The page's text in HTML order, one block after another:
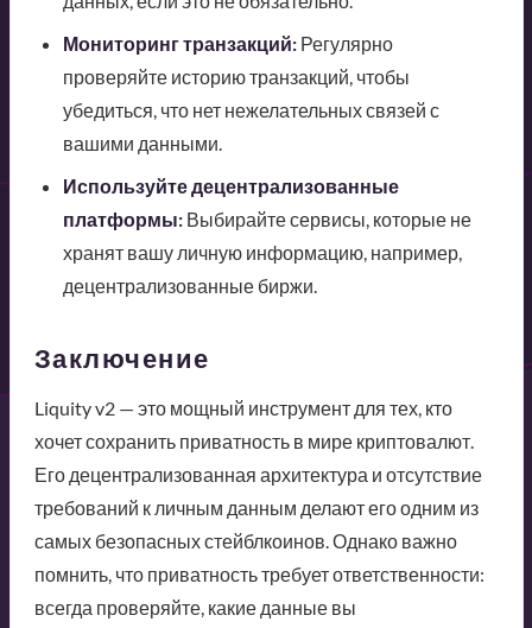
Мониторинг транзакций:Регулярно
проверяйте историю транзакций, чтобы
убедиться, что нет нежелательных связей с
вашими данными.
Используйте децентрализованные
платформы:Выбирайте сервисы, которые не
хранят вашу личную информацию, например,
децентрализованные биржи.
Заключение
Liquity v2 — это мощный инструмент для тех, кто
хочет сохранить приватность в мире криптовалют.
Его децентрализованная архитектура и отсутствие
требований к личным данным делают его одним из
самых безопасных стейблкоинов. Однако важно
помнить, что приватность требует ответственности:
всегда проверяйте, какие данные вы